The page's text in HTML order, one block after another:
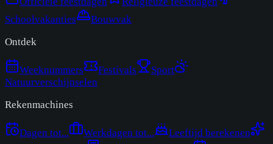
Schoolvakanties
Bouwvak
Ontdek
Weeknummers Festivals
Sport
Natuurverschijnselen
Rekenmachines
Dagen tot... Werkdagen tot...
Leeftijd berekenen